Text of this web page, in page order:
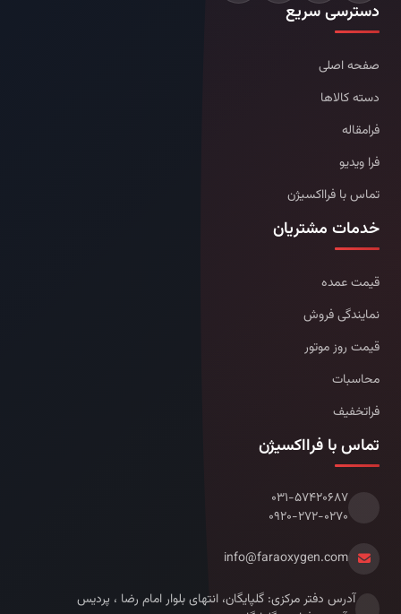
دسترسی سریع
صفحه اصلی
دسته کالاها
فرامقاله
فرا ویدیو
تماس با فرااکسیژن
خدمات مشتریان
قیمت عمده
نمایندگی فروش
قیمت روز موتور
محاسبات
فراتخفیف
تماس با فرااکسیژن
۰۳۱-۵۷۴۲۰۶۸۷
۰۹۲۰-۲۷۲-۰۲۷۰
info@faraoxygen.com
آدرس دفتر مرکزی: گلپایگان، انتهای بلوار امام رضا ، پردیس